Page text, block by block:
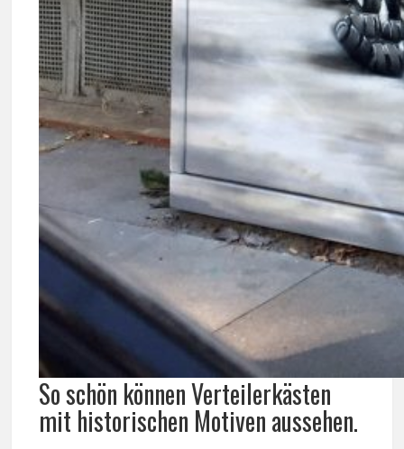
So schön können Verteilerkästen
mit historischen Motiven aussehen.